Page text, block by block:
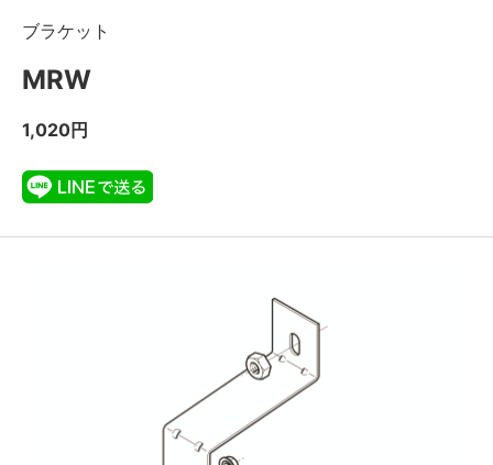
ブラケット
MRW
1,020円